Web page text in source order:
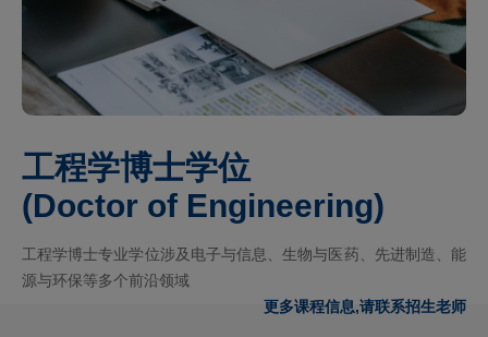
工程学博士学位
(Doctor of Engineering)
工程学博士专业学位涉及电子与信息、生物与医药、先进制造、能
源与环保等多个前沿领域
更多课程信息,请联系招生老师